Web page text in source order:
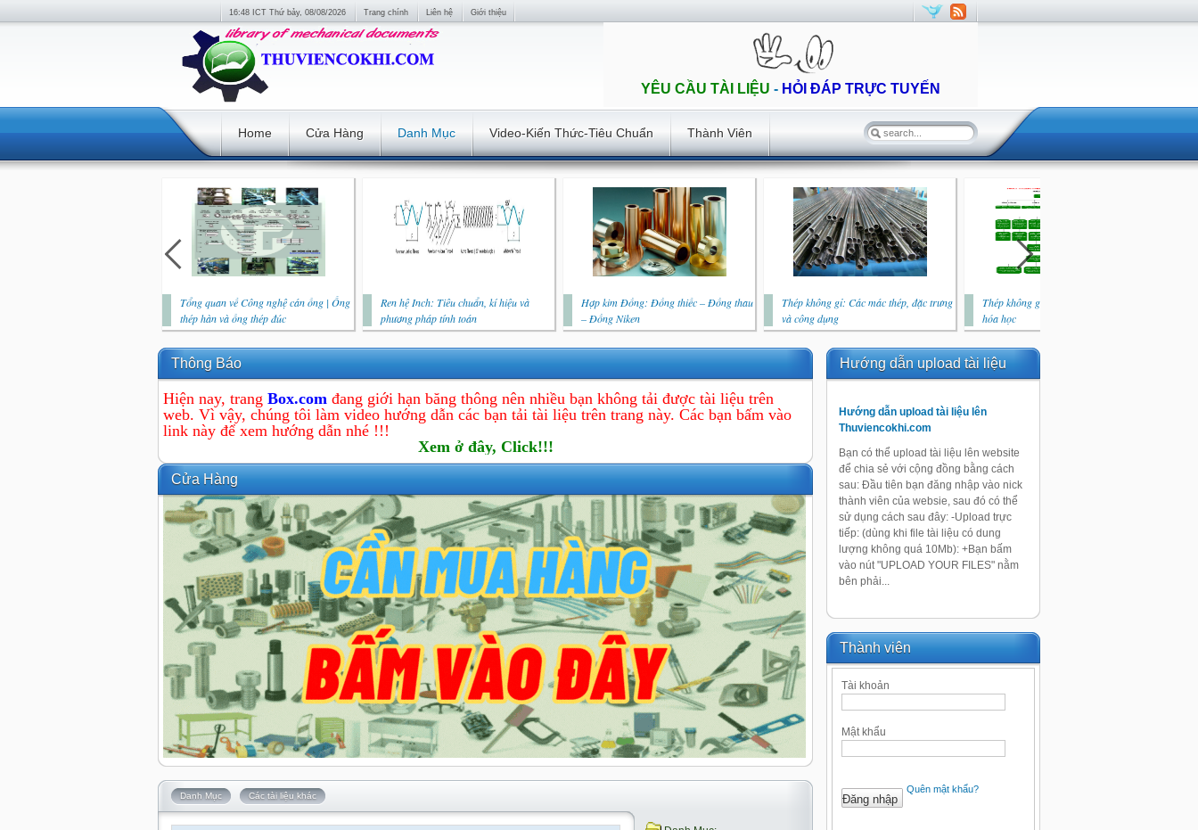
16:48 ICT Thứ bảy, 08/08/2026 Trang chính Liên hệ Giới thiệu
YÊU CẦU TÀI LIỆU - HỎI ĐÁP TRỰC TUYẾN
Home Cửa Hàng Danh Mục Video-Kiến Thức-Tiêu Chuẩn Thành Viên
Tổng quan về Công nghệ cán ống | Ống
thép hàn và ống thép đúc
Ren hệ Inch: Tiêu chuẩn, kí hiệu và
phương pháp tính toán
Hợp kim Đồng: Đồng thiếc – Đồng thau
– Đồng Niken
Thép không gỉ: Các mác thép, đặc trưng
và công dụng
Thép không gỉ: Vai trò của các nguyên tố
hóa học
Thông Báo
Hiện nay, trang Box.com đang giới hạn băng thông nên nhiều bạn không tải được tài liệu trên
web. Vì vậy, chúng tôi làm video hướng dẫn các bạn tải tài liệu trên trang này. Các bạn bấm vào
link này để xem hướng dẫn nhé !!!
Xem ở đây, Click!!!
Cửa Hàng
Danh Mục Các tài liệu khác
Hướng dẫn upload tài liệu
Hướng dẫn upload tài liệu lên
Thuviencokhi.com
Bạn có thể upload tài liệu lên website
để chia sẻ với cộng đồng bằng cách
sau: Đầu tiên bạn đăng nhập vào nick
thành viên của websie, sau đó có thể
sử dụng cách sau đây: -Upload trực
tiếp: (dùng khi file tài liệu có dung
lượng không quá 10Mb): +Bạn bấm
vào nút "UPLOAD YOUR FILES" nằm
bên phải...
Thành viên
Tài khoản
Mật khẩu
Quên mật khẩu?